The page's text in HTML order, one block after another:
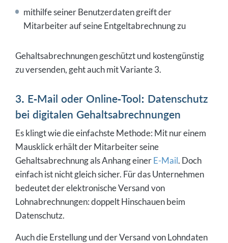
mithilfe seiner Benutzerdaten greift der
Mitarbeiter auf seine Entgeltabrechnung zu
Gehaltsabrechnungen geschützt und kostengünstig
zu versenden, geht auch mit Variante 3.
3. E-Mail oder Online-Tool: Datenschutz
bei digitalen Gehaltsabrechnungen
Es klingt wie die einfachste Methode: Mit nur einem
Mausklick erhält der Mitarbeiter seine
Gehaltsabrechnung als Anhang einerE-Mail. Doch
einfach ist nicht gleich sicher. Für das Unternehmen
bedeutet der elektronische Versand von
Lohnabrechnungen: doppelt Hinschauen beim
Datenschutz.
Auch die Erstellung und der Versand von Lohndaten